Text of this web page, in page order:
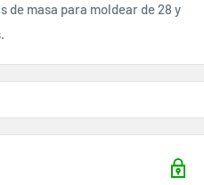
de masa para moldear de 28 y